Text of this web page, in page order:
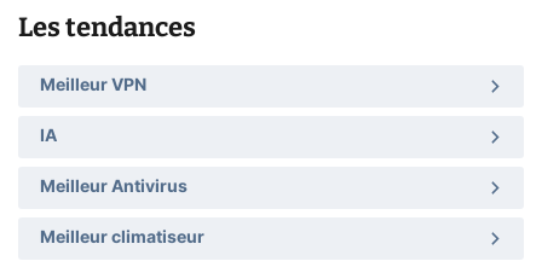
Les tendances
Meilleur VPN
IA
Meilleur Antivirus
Meilleur climatiseur